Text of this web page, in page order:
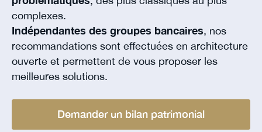
complexes.
Indépendantes des groupes bancaires, nos
recommandations sont effectuées en architecture
ouverte et permettent de vous proposer les
meilleures solutions.
Demander un bilan patrimonial